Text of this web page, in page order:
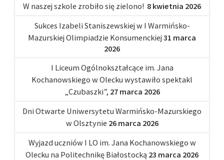
W naszej szkole zrobiło się zielono! 8 kwietnia 2026
Sukces Izabeli Staniszewskiej w I Warmińsko-
Mazurskiej Olimpiadzie Konsumenckiej 31 marca
2026
I Liceum Ogólnokształcące im. Jana
Kochanowskiego w Olecku wystawiło spektakl
„Czubaszki”, 27 marca 2026
Dni Otwarte Uniwersytetu Warmińsko-Mazurskiego
w Olsztynie 26 marca 2026
Wyjazd uczniów I LO im. Jana Kochanowskiego w
Olecku na Politechnikę Białostocką 23 marca 2026